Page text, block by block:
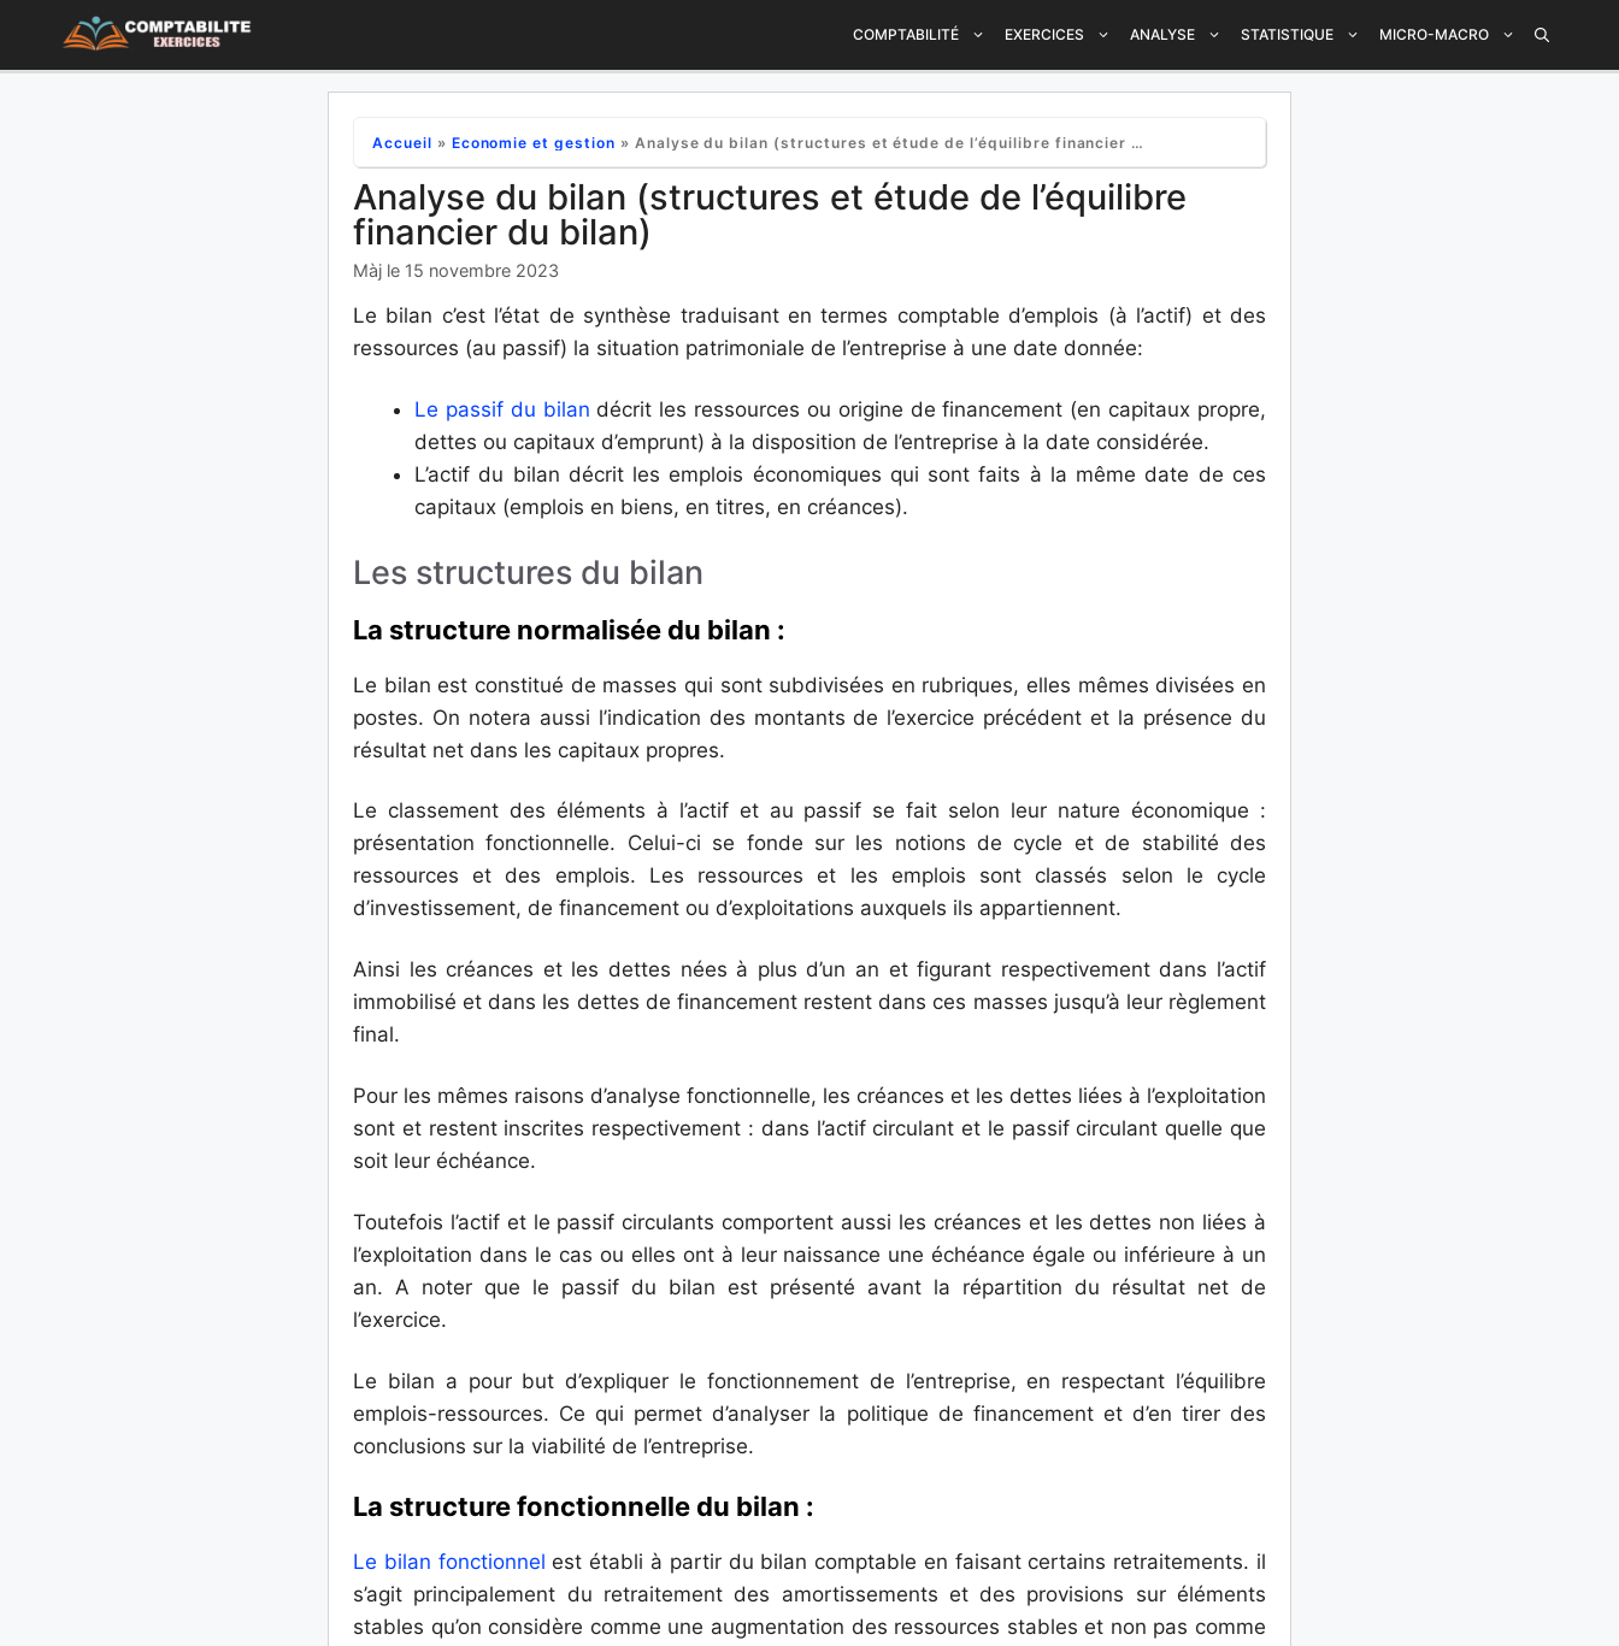
contenu
COMPTABILITÉ EXERCICES ANALYSE STATISTIQUE MICRO-MACRO
Accueil » Economie et gestion » Analyse du bilan (structures et étude de l’équilibre financier du bilan)
Analyse du bilan (structures et étude de l’équilibre
financier du bilan)
Màj le 15 novembre 2023
Le bilan c’est l’état de synthèse traduisant en termes comptable d’emplois (à l’actif) et des
ressources (au passif) la situation patrimoniale de l’entreprise à une date donnée:
Le passif du bilan décrit les ressources ou origine de financement (en capitaux propre,
dettes ou capitaux d’emprunt) à la disposition de l’entreprise à la date considérée.
L’actif du bilan décrit les emplois économiques qui sont faits à la même date de ces
capitaux (emplois en biens, en titres, en créances).
Les structures du bilan
La structure normalisée du bilan :
Le bilan est constitué de masses qui sont subdivisées en rubriques, elles mêmes divisées en
postes. On notera aussi l’indication des montants de l’exercice précédent et la présence du
résultat net dans les capitaux propres.
Le classement des éléments à l’actif et au passif se fait selon leur nature économique :
présentation fonctionnelle. Celui-ci se fonde sur les notions de cycle et de stabilité des
ressources et des emplois. Les ressources et les emplois sont classés selon le cycle
d’investissement, de financement ou d’exploitations auxquels ils appartiennent.
Ainsi les créances et les dettes nées à plus d’un an et figurant respectivement dans l’actif
immobilisé et dans les dettes de financement restent dans ces masses jusqu’à leur règlement
final.
Pour les mêmes raisons d’analyse fonctionnelle, les créances et les dettes liées à l’exploitation
sont et restent inscrites respectivement : dans l’actif circulant et le passif circulant quelle que
soit leur échéance.
Toutefois l’actif et le passif circulants comportent aussi les créances et les dettes non liées à
l’exploitation dans le cas ou elles ont à leur naissance une échéance égale ou inférieure à un
an. A noter que le passif du bilan est présenté avant la répartition du résultat net de
l’exercice.
Le bilan a pour but d’expliquer le fonctionnement de l’entreprise, en respectant l’équilibre
emplois-ressources. Ce qui permet d’analyser la politique de financement et d’en tirer des
conclusions sur la viabilité de l’entreprise.
La structure fonctionnelle du bilan :
Le bilan fonctionnel est établi à partir du bilan comptable en faisant certains retraitements. il
s’agit principalement du retraitement des amortissements et des provisions sur éléments
stables qu’on considère comme une augmentation des ressources stables et non pas comme